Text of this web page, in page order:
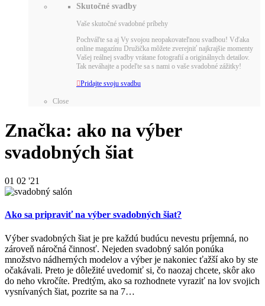
Skutočné svadby
Vaše skutočné svadobné príbehy
Pochváľte sa aj Vy svojou neopakovateľnou svadbou! Vďaka
online magazínu Družička môžete zverejniť najkrajšie momenty
Vašej reálnej svadby vrátane fotografií a originálnych detailov.
Tak neváhajte a podeľte sa s nami o vaše svadobné zážitky!
Pridajte svoju svadbu
Close
Značka: ako na výber
svadobných šiat
01 02 '21
Ako sa pripraviť na výber svadobných šiat?
Výber svadobných šiat je pre každú budúcu nevestu príjemná, no
zároveň náročná činnosť. Nejeden svadobný salón ponúka
množstvo nádherných modelov a výber je nakoniec ťažší ako by ste
očakávali. Preto je dôležité uvedomiť si, čo naozaj chcete, skôr ako
do neho vkročíte. Predtým, ako sa rozhodnete vyraziť na lov svojich
vysnívaných šiat, pozrite sa na 7…